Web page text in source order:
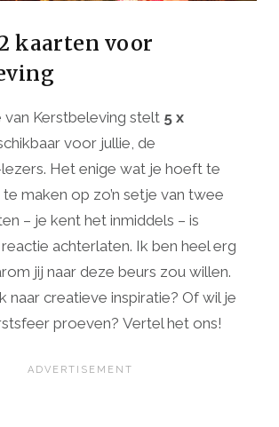
kaarten voor
van Kerstbeleving stelt 5 x
voor jullie, de
Het enige wat je hoeft te
maken op zo’n setje van twee
– je kent het inmiddels – is
achterlaten. Ik ben heel erg
jij naar deze beurs zou willen.
naar creatieve inspiratie? Of wil je
proeven? Vertel het ons!